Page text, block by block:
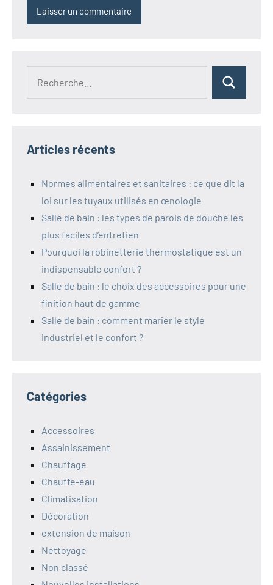
Rechercher
Articles récents
Normes alimentaires et sanitaires : ce que dit la
loi sur les tuyaux utilisés en œnologie
Salle de bain : les types de parois de douche les
plus faciles d’entretien
Pourquoi la robinetterie thermostatique est un
indispensable confort ?
Salle de bain : le choix des accessoires pour une
finition haut de gamme
Salle de bain : comment marier le style
industriel et le confort ?
Catégories
Accessoires
Assainissement
Chauffage
Chauffe-eau
Climatisation
Décoration
extension de maison
Nettoyage
Non classé